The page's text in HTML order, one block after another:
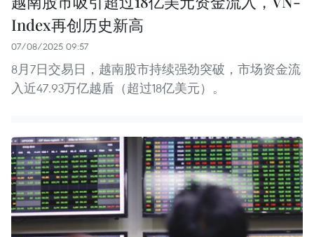
Index再创历史新高
07/08/2025 09:57
8月7日交易日，越南股市持续强劲突破，市场资金流
入近47.93万亿越盾（超过18亿美元）。